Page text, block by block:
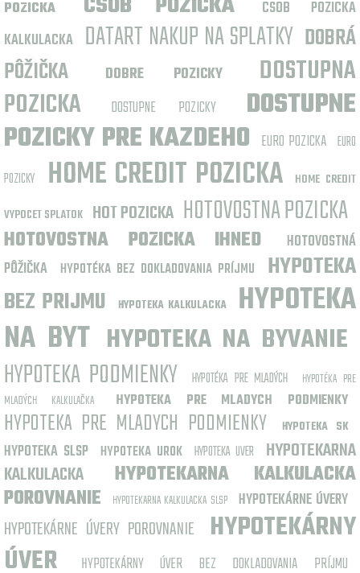
POZICKA
CSOB POZICKA
KALKULACKA DATART NAKUP NA SPLATKY DOBRÁ
PÔŽIČKA
DOBRE POZICKY
DOSTUPNA
POZICKA
DOSTUPNE POZICKY
DOSTUPNE
POZICKY PRE KAZDEHO EURO POZICKA EURO
POZICKY
HOME CREDIT POZICKA
HOME CREDIT
VYPOCET SPLATOK HOT POZICKA HOTOVOSTNA POZICKA
HOTOVOSTNA POZICKA IHNED
HOTOVOSTNÁ
PÔŽIČKA
HYPOTÉKA BEZ DOKLADOVANIA PRÍJMU
HYPOTEKA
BEZ PRIJMU
HYPOTEKA KALKULACKA
HYPOTEKA
NA BYT HYPOTEKA NA BYVANIE
HYPOTEKA PODMIENKY
HYPOTÉKA PRE MLADÝCH
HYPOTÉKA PRE
MLADÝCH KALKULAČKA
HYPOTEKA PRE MLADYCH PODMIENKY
HYPOTEKA PRE MLADYCH PODMIENKY HYPOTEKA SK
HYPOTEKA SLSP HYPOTEKA UROK HYPOTEKA UVER
HYPOTEKARNA
KALKULACKA
HYPOTEKARNA KALKULACKA
POROVNANIE
HYPOTEKARNA KALKULACKA SLSP HYPOTEKÁRNE ÚVERY
HYPOTEKÁRNE ÚVERY POROVNANIE
HYPOTEKÁRNY
ÚVER
HYPOTEKÁRNY ÚVER BEZ DOKLADOVANIA PRÍJMU